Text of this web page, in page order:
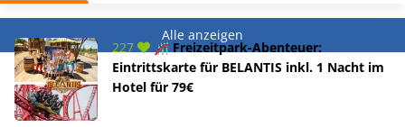
Alle anzeigen
227
🎢 Freizeitpark-Abenteuer:
Eintrittskarte für BELANTIS inkl. 1 Nacht im
Hotel für 79€